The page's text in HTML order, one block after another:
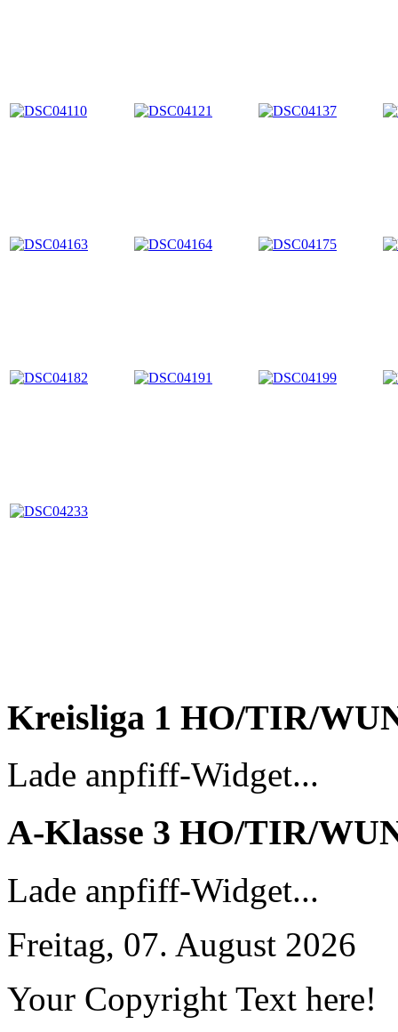
Kreisliga 1 HO/TIR/
Lade anpfiff-Widget...
A-Klasse 3 HO/TIR/
Lade anpfiff-Widget...
Freitag, 07. August 2026
Your Copyright Text here!